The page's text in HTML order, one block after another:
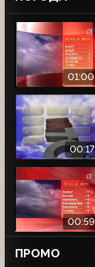
01:00
00:17
00:59
ПРОМО